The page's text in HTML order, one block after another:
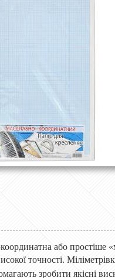
або простіше
точності.
зробити якісні